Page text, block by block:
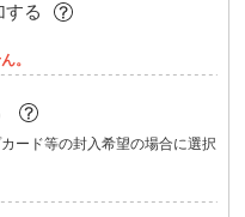
する
。
ード等の封入希望の場合に選択